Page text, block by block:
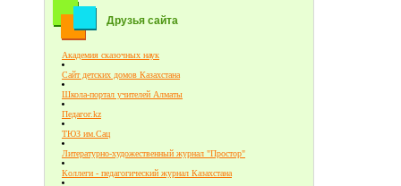
Друзья сайта
Академия сказочных наук
Сайт детских домов Казахстана
Школа-портал учителей Алматы
Педагог.kz
ТЮЗ им.Сац
Литературно-художественный журнал "Простор"
Коллеги - педагогический журнал Казахстана